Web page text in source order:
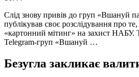
Слід знову привів до груп «Вшануй
публікував своє розслідування про
«картонний мітинг» на захист НАБУ.
Telegram-груп «Вшануй …
Безугла закликає